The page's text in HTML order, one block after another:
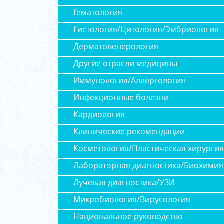
Гематология
Гистология/Цитология/Эмбриология
Дерматовенерология
Другие отрасли медицины
Иммунология/Аллергология
Инфекционные болезни
Кардиология
Клинические рекомендации
Косметология/Пластическая хирургия
Лабораторная диагностика/Биохимия
Лучевая диагностика/УЗИ
Микробиология/Вирусология
Национальное руководство